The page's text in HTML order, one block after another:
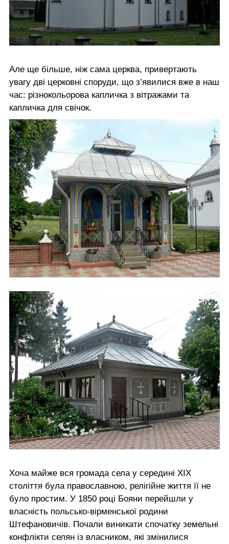
Але ще більше, ніж сама церква, привертають
увагу дві церковні споруди, що з’явилися вже в наш
час: різнокольорова капличка з вітражами та
капличка для свічок.
Хоча майже вся громада села у середині ХІХ
століття була православною, релігійне життя її не
було простим. У 1850 році Бояни перейшли у
власність польсько-вірменської родини
Штефановичів. Почали виникати спочатку земельні
конфлікти селян із власником, які змінилися